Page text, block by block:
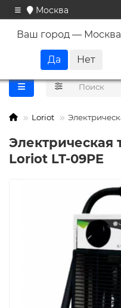
Москва
Ваш город — Москва
Loriot
Электрическая
Loriot LT-09PE